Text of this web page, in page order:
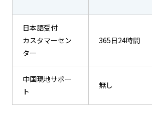
日本語受付
カスタマーセン
ター
365日24時間
中国現地サポー
ト
無し